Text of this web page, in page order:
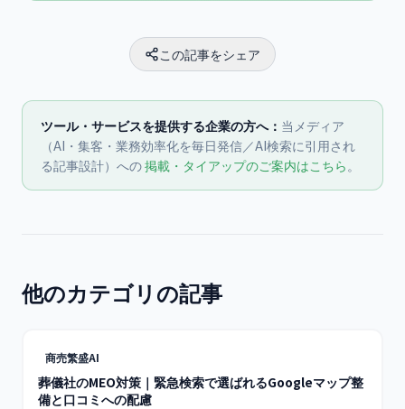
この記事をシェア
ツール・サービスを提供する企業の方へ： 当メディア
（AI・集客・業務効率化を毎日発信／AI検索に引用され
る記事設計）への掲載・タイアップのご案内はこちら。
他のカテゴリの記事
商売繁盛AI
葬儀社のMEO対策｜緊急検索で選ばれるGoogleマップ整
備と口コミへの配慮